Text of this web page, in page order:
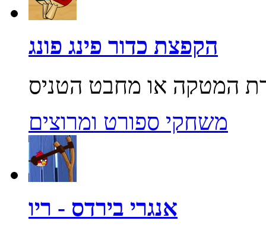
הקפצת כדור פינג פונג
משחקי ספורט ומרוצים
אנגרי בירדס - ריו